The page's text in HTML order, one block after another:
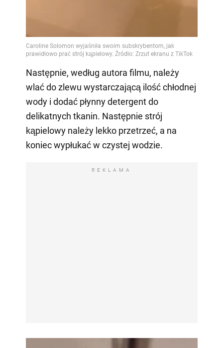
Następnie, według autora filmu, należy
wlać do zlewu wystarczającą ilość chłodnej
wody i dodać płynny detergent do
delikatnych tkanin. Następnie strój
kąpielowy należy lekko przetrzeć, a na
koniec wypłukać w czystej wodzie.
REKLAMA